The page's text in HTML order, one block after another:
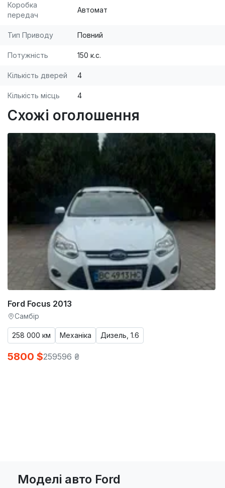
Коробка
передач
Автомат
Тип Приводу Повний
Потужність 150 к.с.
Кількість дверей 4
Кількість місць 4
Схожі оголошення
Ford Focus 2013
Самбір
258 000 км Механіка Дизель, 1.6
5800 $259596 ₴
Моделі авто Ford